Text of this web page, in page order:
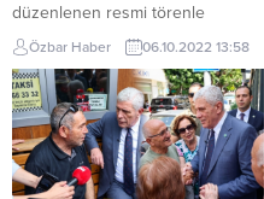
düzenlenen resmi törenle
kutlandı. İBB Başkanı Ekrem
İmamoğlu, duygularını, Anıt Özel
Defterine, “Büyük Atatürk;
İstanbul, bize onu milletimize
kazandıran Fatih Sultan Mehmet
Han’dan ve düşman işgalinden
kurtaran sizden mirastır. Mirasınız,
Özbar Haber 06.10.2022 13:58